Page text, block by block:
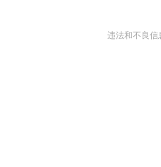
违法和不良信